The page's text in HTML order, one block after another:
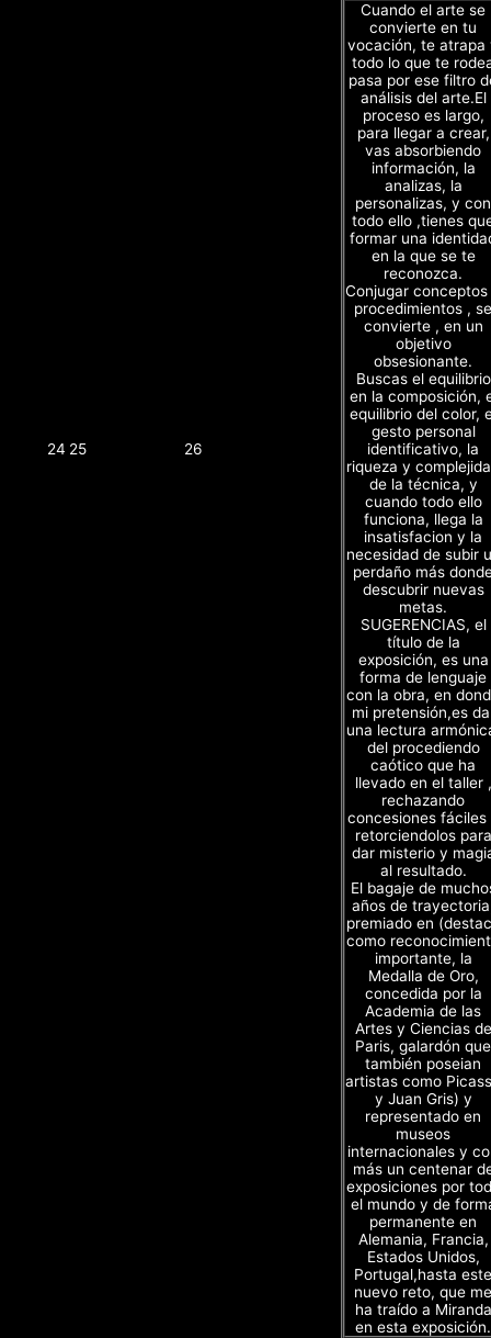
24 25 26
Cuando el arte se
convierte en tu
vocación, te atrapa
todo lo que te
pasa por ese filtro
análisis del arte.El
proceso es largo,
para llegar a crear,
vas absorbiendo
información, la
analizas, la
personalizas, y con
todo ello ,tienes
formar una
en la que se te
reconozca.
Conjugar
procedimientos , se
convierte , en un
objetivo
obsesionante.
Buscas el equilibrio
en la composición,
equilibrio del color,
gesto personal
identificativo, la
riqueza y
de la técnica, y
cuando todo ello
funciona, llega la
insatisfacion y la
necesidad de subir
perdaño más
descubrir nuevas
metas.
SUGERENCIAS, el
título de la
exposición, es una
forma de lenguaje
con la obra, en
mi pretensión,es
una lectura
del procediendo
caótico que ha
llevado en el taller ,
rechazando
concesiones fáciles
retorciendolos para
dar misterio y
al resultado.
El bagaje de
años de
premiado en
como
importante, la
Medalla de Oro,
concedida por la
Academia de las
Artes y Ciencias de
Paris, galardón que
también poseian
artistas como
y Juan Gris) y
representado en
museos
internacionales y
más un centenar
exposiciones por
el mundo y de
permanente en
Alemania, Francia,
Estados Unidos,
Portugal,hasta este
nuevo reto, que me
ha traído a Miranda
en esta exposición.